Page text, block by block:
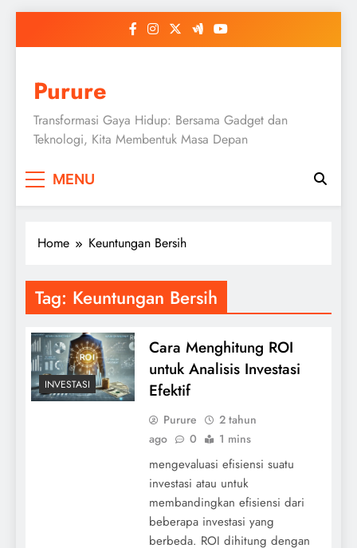
Purure
Transformasi Gaya Hidup: Bersama Gadget dan
Teknologi, Kita Membentuk Masa Depan
MENU
Home Keuntungan Bersih
Tag: Keuntungan Bersih
INVESTASI
Cara Menghitung ROI
untuk Analisis Investasi
Efektif
Purure
2 tahun
ago
0 1 mins
mengevaluasi efisiensi suatu
investasi atau untuk
membandingkan efisiensi dari
beberapa investasi yang
berbeda. ROI dihitung dengan